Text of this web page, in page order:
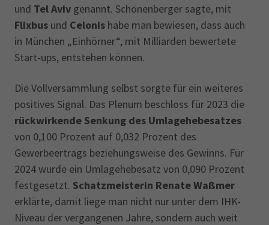
und Tel Aviv genannt. Schönenberger sagte, mit
Flixbus und Celonis habe man bewiesen, dass auch
in München „Einhörner“, mit Milliarden bewertete
Start-ups, entstehen können.
Die Vollversammlung selbst sorgte für ein weiteres
positives Signal. Das Plenum beschloss für 2023 die
rückwirkende Senkung des Umlagehebesatzes
von 0,100 Prozent auf 0,032 Prozent des
Gewerbeertrags beziehungsweise des Gewinns. Für
2024 wurde ein Umlagehebesatz von 0,090 Prozent
festgesetzt. Schatzmeisterin Renate Waßmer
erklärte, damit liege man nicht nur unter dem IHK-
Niveau der vergangenen Jahre, sondern auch weit